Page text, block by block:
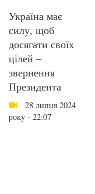
Україна має
силу, щоб
досягати своїх
цілей –
звернення
Президента
28 липня 2024
року - 22:07